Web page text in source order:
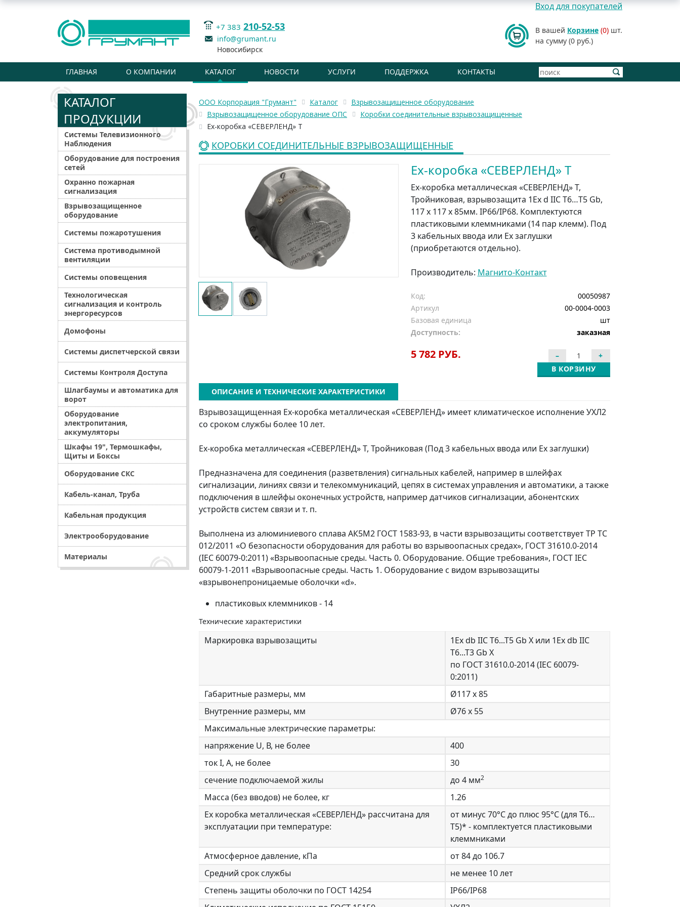
Вход для покупателей
+7 383 210-52-53
info@grumant.ru
Новосибирск
В вашей Корзине (0) шт.
на сумму (0 руб.)
ГЛАВНАЯ О КОМПАНИИ КАТАЛОГ НОВОСТИ УСЛУГИ ПОДДЕРЖКА КОНТАКТЫ
КАТАЛОГ
ПРОДУКЦИИ
Системы Телевизионного
Наблюдения
Оборудование для построения
сетей
Охранно пожарная
сигнализация
Взрывозащищенное
оборудование
Системы пожаротушения
Система противодымной
вентиляции
Системы оповещения
Технологическая
сигнализация и контроль
энергоресурсов
Домофоны
Системы диспетчерской связи
Системы Контроля Доступа
Шлагбаумы и автоматика для
ворот
Оборудование
электропитания,
аккумуляторы
Шкафы 19", Термошкафы,
Щиты и Боксы
Оборудование СКС
Кабель-канал, Труба
Кабельная продукция
Электрооборудование
Материалы
ООО Корпорация "Грумант" Каталог
Взрывозащищенное оборудование
Взрывозащищенное оборудование ОПС
Коробки соединительные взрывозащищенные
Ex-коробка «СЕВЕРЛЕНД» Т
КОРОБКИ СОЕДИНИТЕЛЬНЫЕ ВЗРЫВОЗАЩИЩЕННЫЕ
Ex-коробка «СЕВЕРЛЕНД» Т
Ex-коробка металлическая «СЕВЕРЛЕНД» Т,
Тройниковая, взрывозащита 1Еx d IIC T6…T5 Gb,
117 х 117 х 85мм. IP66/IP68. Комплектуются
пластиковыми клеммниками (14 пар клемм). Под
3 кабельных ввода или Ех заглушки
(приобретаются отдельно).
Производитель: Магнито-Контакт
Код:
00050987
Артикул
00-0004-0003
Базовая единица
шт
Доступность:
заказная
5 782 РУБ.
В КОРЗИНУ
ОПИСАНИЕ И ТЕХНИЧЕСКИЕ ХАРАКТЕРИСТИКИ
Взрывозащищенная Ех-коробка металлическая «СЕВЕРЛЕНД» имеет климатическое исполнение УХЛ2
со сроком службы более 10 лет.
Ex-коробка металлическая «СЕВЕРЛЕНД» Т, Тройниковая (Под 3 кабельных ввода или Ех заглушки)
Предназначена для соединения (разветвления) сигнальных кабелей, например в шлейфах
сигнализации, линиях связи и телекоммуникаций, цепях в системах управления и автоматики, а также
подключения в шлейфы оконечных устройств, например датчиков сигнализации, абонентских
устройств систем связи и т. п.
Выполнена из алюминиевого сплава АК5М2 ГОСТ 1583-93, в части взрывозащиты соответствует ТР ТС
012/2011 «О безопасности оборудования для работы во взрывоопасных средах», ГОСТ 31610.0-2014
(IEC 60079-0:2011) «Взрывоопасные среды. Часть 0. Оборудование. Общие требования», ГОСТ IEC
60079-1-2011 «Взрывоопасные среды. Часть 1. Оборудование с видом взрывозащиты
«взрывонепроницаемые оболочки «d».
пластиковых клеммников - 14
Технические характеристики
Маркировка взрывозащиты
1Ех db IIC T6...T5 Gb Х или 1Ех db IIC
T6...T3 Gb Х
по ГОСТ 31610.0-2014 (IEC 60079-
0:2011)
Габаритные размеры, мм
Ø117 х 85
Внутренние размеры, мм
Ø76 х 55
Максимальные электрические параметры:
напряжение U, В, не более
400
ток I, А, не более
30
сечение подключаемой жилы
до 4 мм2
Масса (без вводов) не более, кг
1.26
Ех коробка металлическая «СЕВЕРЛЕНД» рассчитана для
эксплуатации при температуре:
от минус 70°С до плюс 95°С (для Т6…
Т5)* - комплектуется пластиковыми
клеммниками
Атмосферное давление, кПа
от 84 до 106.7
Средний срок службы
не менее 10 лет
Степень защиты оболочки по ГОСТ 14254
IP66/IP68